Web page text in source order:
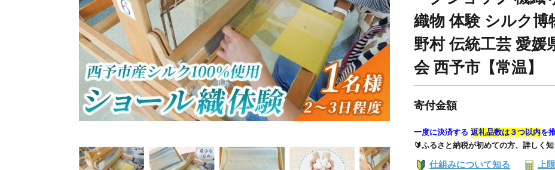
織物 体験 シルク博
野村 伝統工芸 愛媛
会 西予市【常温】
寄付金額
一度に決済する 返礼品数は３つ以内を
🔰ふるさと納税が初めての方、詳しく
仕組みについて知る 上